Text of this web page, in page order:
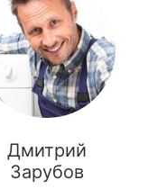
Дмитрий
Зарубов